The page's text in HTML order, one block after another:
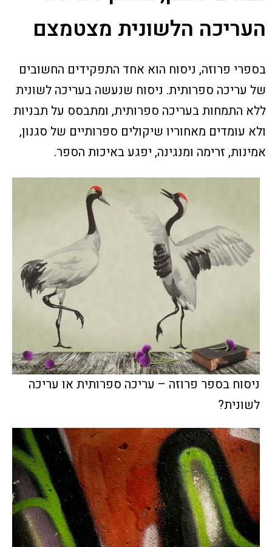
העריכה הלשונית מצטמצם
בספרי פרוזה, ניסוח הוא אחד התפקידים החשובים
של עריכה ספרותית. ניסוח שנעשה בעריכה לשונית
ללא התמחות בעריכה ספרותית, ומתבסס על תבניות
ולא עומדים מאחוריו שיקולים ספרותיים של סגנון,
אמינות, זרימה ומנגינה, יפגע באיכות הספר.
ניסוח בספר פרוזה – עריכה ספרותית או עריכה
לשונית?